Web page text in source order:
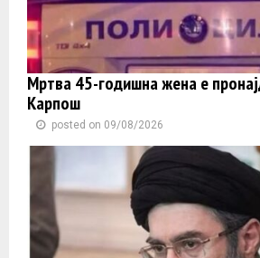
Мртва 45-годишна жена е
Карпош
posted on 09/08/2026